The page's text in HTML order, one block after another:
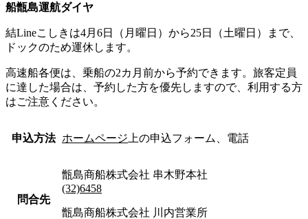
船甑島運航ダイヤ
結Lineこしきは4月6日（月曜日）から25日（土曜日）まで、
ドックのため運休します。
高速船各便は、乗船の2カ月前から予約できます。旅客定員
に達した場合は、予約した方を優先しますので、利用する方
はご注意ください。
申込方法 ホームページ 上の申込フォーム、電話
問合先
甑島商船株式会社 串木野本社
(32)6458
甑島商船株式会社 川内営業所